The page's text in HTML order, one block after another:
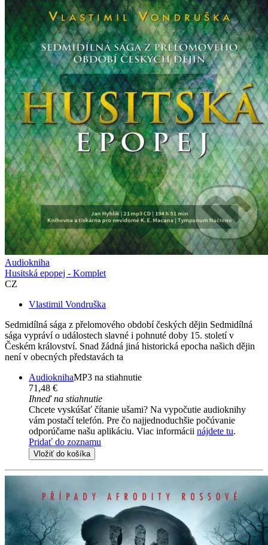
Audiokniha
Husitská epopej - Komplet
CZ
Vlastimil Vondruška
Sedmidílná sága z přelomového období českých dějin Sedmidílná
sága vypráví o událostech slavné i pohnuté doby 15. století v
Českém království. Snad žádná jiná historická epocha našich dějin
není v obecných představách ta
AudioknihaMP3 na stiahnutie
71,48 €
Ihneď na stiahnutie
Chcete vyskúšať čítanie ušami? Na vypočutie audioknihy
vám postačí telefón. Pre čo najjednoduchšie počúvanie
odporúčame našu aplikáciu. Viac informácii nájdete tu.
Pridať do zoznamu
Vložiť do košíka